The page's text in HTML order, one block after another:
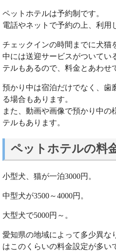
ペットホテルは予約制です。
電話やネットで予約の上、利用
チェックインの時間までに犬猫
中には送迎サービスがついてい
テルもあるので、料金とあわせ
預かり中は宿泊だけでなく、歯
る場合もあります。
また、動画や画像で預かり中の
テルもあります。
ペットホテルの料
小型犬、猫が一泊3000円。
中型犬が3500～4000円。
大型犬で5000円～。
愛知県の地域によって多少異な
はこのくらいの料金設定が多い